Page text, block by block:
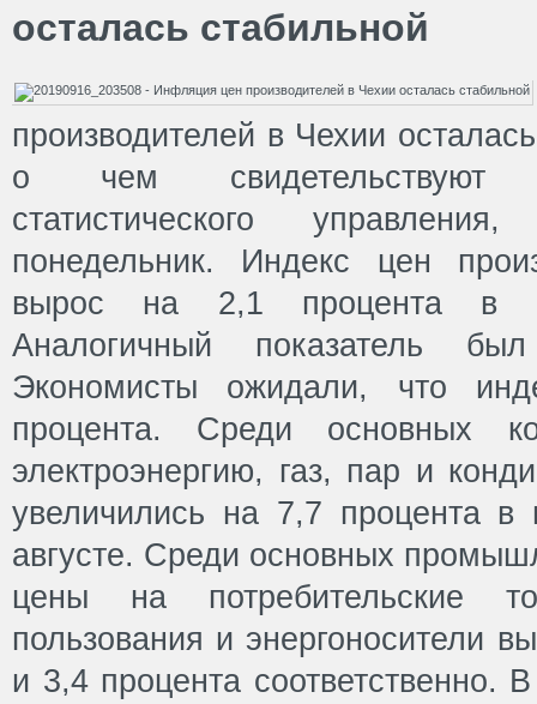
осталась стабильной
производителей в Чехии
о чем свидетельствуют
статистического
понедельник. Индекс цен
вырос на 2,1 процента в
Аналогичный показатель
Экономисты ожидали, что
процента. Среди основных
электроэнергию, газ, пар и
увеличились на 7,7 процента в
августе. Среди основных
цены на потребительские
пользования и энергоносители
и 3,4 процента соответственно.